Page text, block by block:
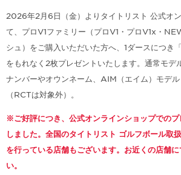
2026年2月6日（金）よりタイトリスト 公式オ
て、プロV1ファミリー（プロV1・プロV1x・
シュ）をご購入いただいた方へ、1ダースにつき
をもれなく2枚プレゼントいたします。通常モデ
ナンバーやオウンネーム、AIM（エイム）モデ
（RCTは対象外）。
※ご好評につき、公式オンラインショップでの
しました。全国のタイトリスト ゴルフボール取
を行っている店舗もございます。お近くの店舗
い。